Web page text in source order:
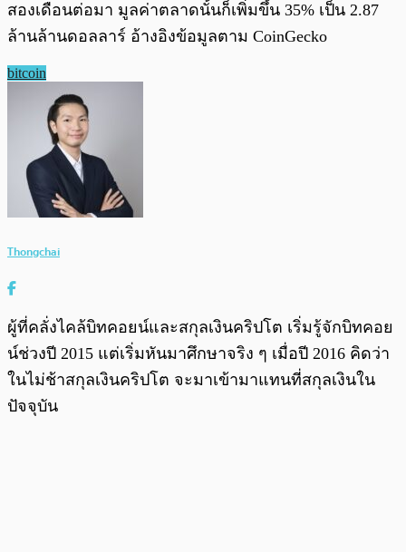
สองเดือนต่อมา มูลค่าตลาดนั้นก็เพิ่มขึ้น 35% เป็น 2.87
ล้านล้านดอลลาร์ อ้างอิงข้อมูลตาม CoinGecko
bitcoin
Thongchai
ผู้ที่คลั่งไคล้บิทคอยน์และสกุลเงินคริปโต เริ่มรู้จักบิทคอย
น์ช่วงปี 2015 แต่เริ่มหันมาศึกษาจริง ๆ เมื่อปี 2016 คิดว่า
ในไม่ช้าสกุลเงินคริปโต จะมาเข้ามาแทนที่สกุลเงินใน
ปัจจุบัน